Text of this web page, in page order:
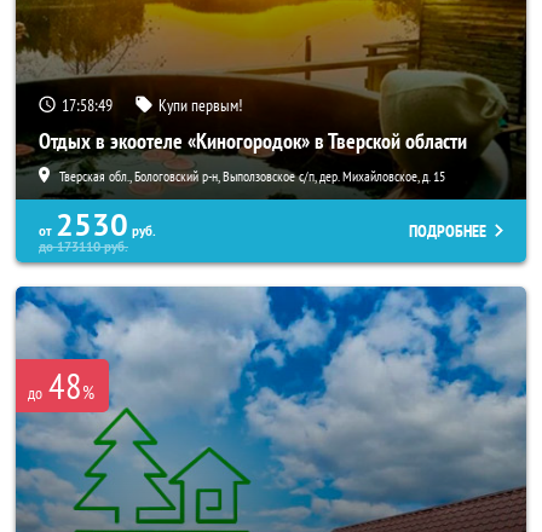
17:58:49 Купи первым!
Отдых в экоотеле «Киногородок» в Тверской области
Тверская обл., Бологовский р-н, Выползовское с/п, дер. Михайловское, д. 15
от 2530 руб.
до173110руб.
ПОДРОБНЕЕ
до 48%